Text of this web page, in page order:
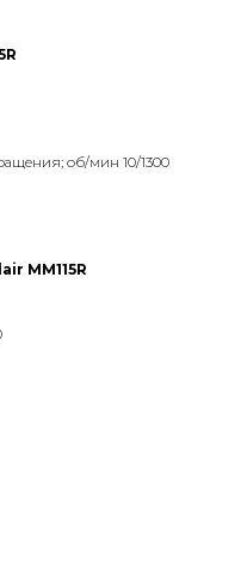
об/мин 10/1300
MM115R